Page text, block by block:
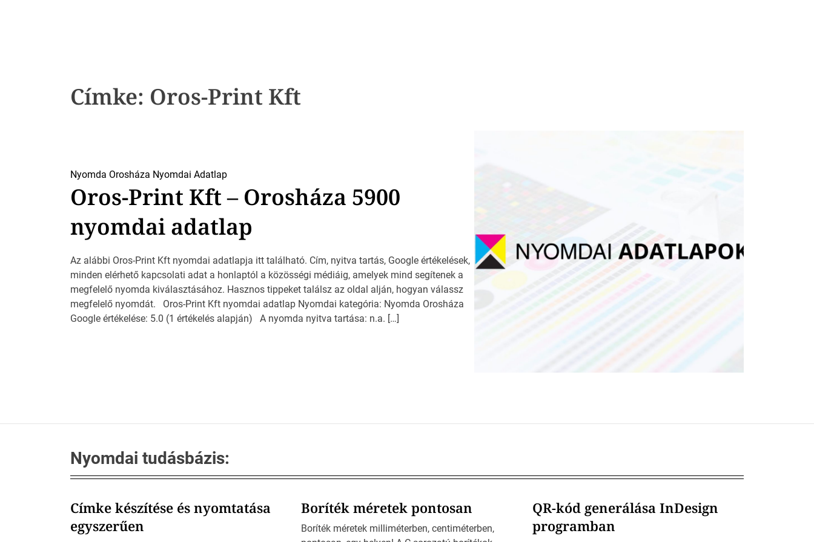
Címke: Oros-Print Kft
Nyomda Orosháza Nyomdai Adatlap
Oros-Print Kft – Orosháza 5900
nyomdai adatlap
Az alábbi Oros-Print Kft nyomdai adatlapja itt található. Cím, nyitva tartás, Google értékelések,
minden elérhető kapcsolati adat a honlaptól a közösségi médiáig, amelyek mind segítenek a
megfelelő nyomda kiválasztásához. Hasznos tippeket találsz az oldal alján, hogyan válassz
megfelelő nyomdát. Oros-Print Kft nyomdai adatlap Nyomdai kategória: Nyomda Orosháza
Google értékelése: 5.0 (1 értékelés alapján) A nyomda nyitva tartása: n.a. […]
Nyomdai tudásbázis:
Címke készítése és nyomtatása
egyszerűen
Boríték méretek pontosan
Boríték méretek milliméterben, centiméterben,
QR-kód generálása InDesign
programban